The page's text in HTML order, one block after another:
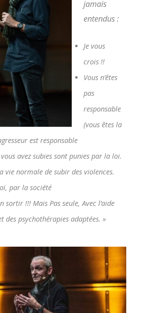
jamais
entendus :
Je vous
crois !!
Vous n’êtes
pas
responsable
(vous êtes la
est responsable
avez subies sont punies par la loi.
vie normale de subir des violences.
par la société
sortir !!! Mais Pas seule, Avec l’aide
des psychothérapies adaptées. »